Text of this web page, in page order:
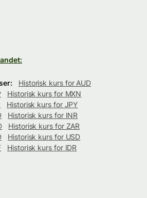
Historisk kurs for AUD
Historisk kurs for MXN
Historisk kurs for JPY
Historisk kurs for INR
Historisk kurs for ZAR
Historisk kurs for USD
Historisk kurs for IDR